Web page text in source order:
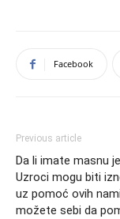
Facebook
Previous article
Da li imate masnu
Uzroci mogu biti
uz pomoć ovih
možete sebi da